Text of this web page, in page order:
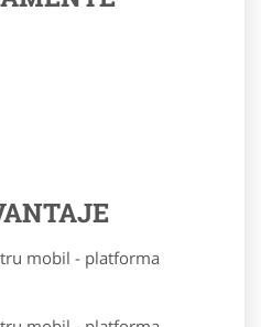
mobil - platforma